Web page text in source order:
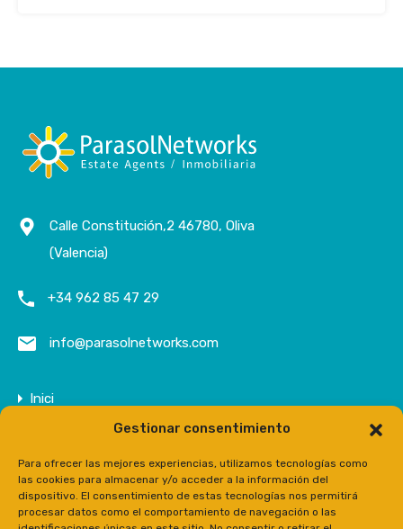
Gestionar consentimiento
Para ofrecer las mejores experiencias, utilizamos tecnologías como
las cookies para almacenar y/o acceder a la información del
dispositivo. El consentimiento de estas tecnologías nos permitirá
procesar datos como el comportamiento de navegación o las
Calle Constitución,2 46780, Oliva
(Valencia)
+34 962 85 47 29
info@parasolnetworks.com
Inici
Propietats
Contacte
Prensa